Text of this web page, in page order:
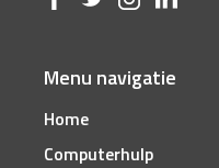
Menu navigatie
Home
Computerhulp